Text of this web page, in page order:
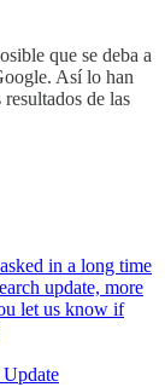
que se deba a
Así lo han
de las
in a long time
update, more
let us know if